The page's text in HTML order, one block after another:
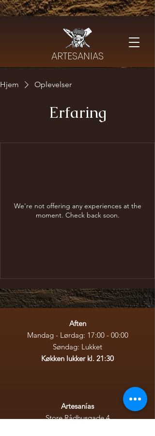
ARTESANIAS
Hjem Oplevelser
Erfaring
We're not offering any experiences at the
moment. Check back soon.
Artesanías
Store Rådhusgade 4
info@artesanias.dk
+45 92926141
Aften
Mandag - Lørdag: 17:00 - 00:00​
Søndag: Lukket
Køkken lukker kl. 21:30
Artesanías
Store Rådhusgade 4